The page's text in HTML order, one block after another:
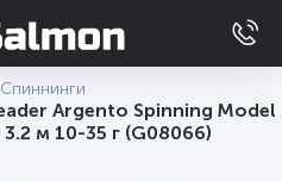
Спиннинги
Argento Spinning Model
м 10-35 г (G08066)